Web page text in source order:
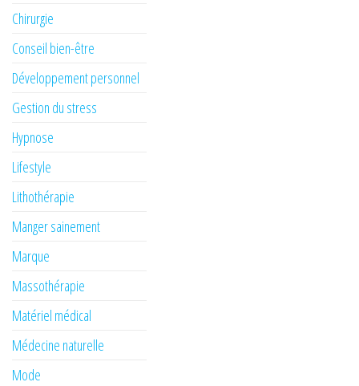
Chirurgie
Conseil bien-être
Développement personnel
Gestion du stress
Hypnose
Lifestyle
Lithothérapie
Manger sainement
Marque
Massothérapie
Matériel médical
Médecine naturelle
Mode